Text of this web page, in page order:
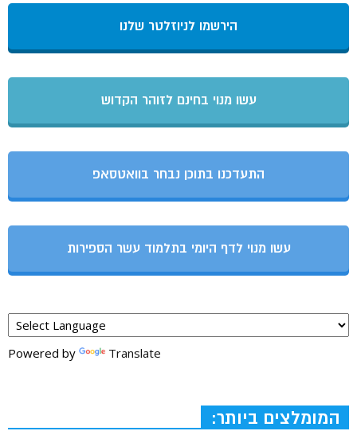
הירשמו לניוזלטר שלנו
עשו מנוי בחינם לזוהר הקדוש
התעדכנו בתוכן נבחר בוואטסאפ
עשו מנוי לדף היומי בתלמוד עשר הספירות
Powered by Translate
המומלצים ביותר: